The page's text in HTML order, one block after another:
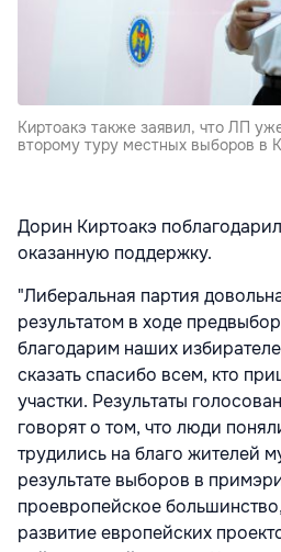
Киртоакэ также заявил, что ЛП
второму туру местных выборов в
Дорин Киртоакэ
оказанную поддержку.
"Либеральная партия
результатом в ходе
благодарим наших
сказать спасибо всем, кто
участки. Результаты
говорят о том, что люди
трудились на благо жителей
результате выборов в
проевропейское
развитие европейских